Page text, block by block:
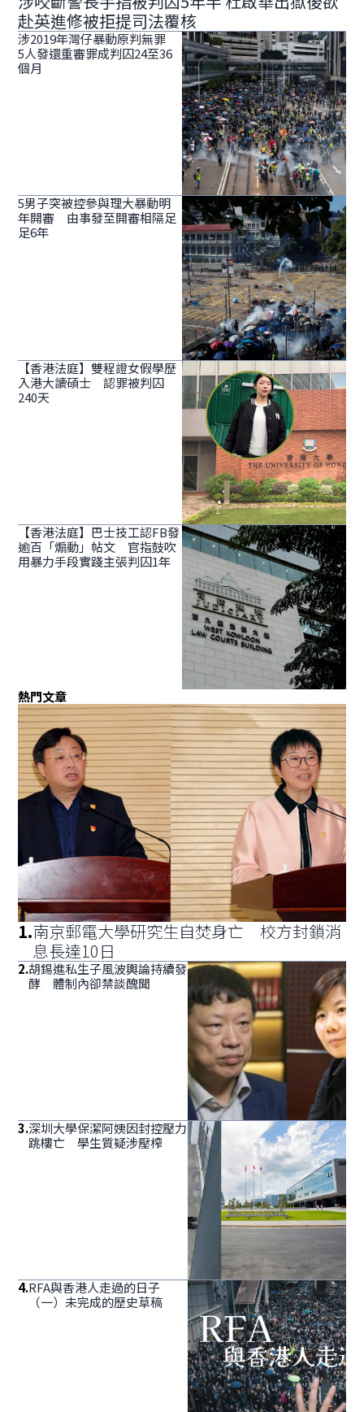
赴英進修被拒提司法覆核
涉2019年灣仔暴動原判無罪
5人發還重審罪成判囚24至36
個月
5男子突被控參與理大暴動明
年開審 由事發至開審相隔足
足6年
【香港法庭】雙程證女假學歷
入港大讀碩士 認罪被判囚
240天
【香港法庭】巴士技工認FB發
逾百「煽動」帖文 官指鼓吹
用暴力手段實踐主張判囚1年
熱門文章
1.南京郵電大學研究生自焚身亡 校方封鎖消
息長達10日
2.胡錫進私生子風波輿論持續發
酵 體制內卻禁談醜聞
3.深圳大學保潔阿姨因封控壓力
跳樓亡 學生質疑涉壓榨
4.RFA與香港人走過的日子
（一）未完成的歷史草稿